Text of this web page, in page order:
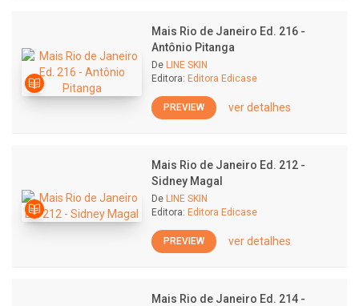
Mais Rio de Janeiro Ed. 216 -
Antônio Pitanga
De LINE SKIN
Editora: Editora Edicase
PREVIEW ver detalhes
Mais Rio de Janeiro Ed. 212 -
Sidney Magal
De LINE SKIN
Editora: Editora Edicase
PREVIEW ver detalhes
Mais Rio de Janeiro Ed. 214 -